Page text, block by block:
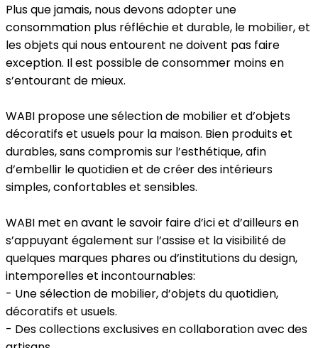
Plus que jamais, nous devons adopter une
consommation plus réfléchie et durable, le mobilier, et
les objets qui nous entourent ne doivent pas faire
exception. Il est possible de consommer moins en
s’entourant de mieux.
WABI propose une sélection de mobilier et d’objets
décoratifs et usuels pour la maison. Bien produits et
durables, sans compromis sur l’esthétique, afin
d’embellir le quotidien et de créer des intérieurs
simples, confortables et sensibles.
WABI met en avant le savoir faire d’ici et d’ailleurs en
s’appuyant également sur l’assise et la visibilité de
quelques marques phares ou d’institutions du design,
intemporelles et incontournables:
- Une sélection de mobilier, d’objets du quotidien,
décoratifs et usuels.
- Des collections exclusives en collaboration avec des